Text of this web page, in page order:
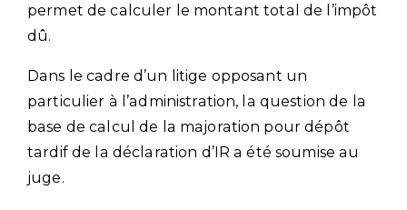
permet de calculer le montant total de l’impôt
dû.
Dans le cadre d’un litige opposant un
particulier à l’administration, la question de la
base de calcul de la majoration pour dépôt
tardif de la déclaration d’IR a été soumise au
juge.